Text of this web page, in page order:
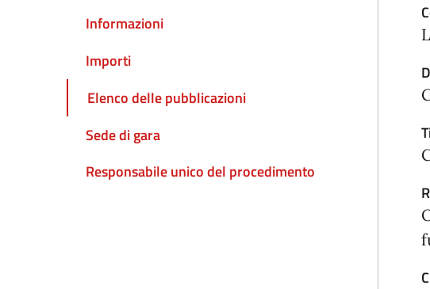
Informazioni
Importi
Elenco delle pubblicazioni
Sede di gara
Responsabile unico del procedimento